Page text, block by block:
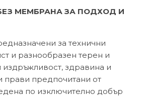
МЕМБРАНА ЗА ПОДХОД И
за технични
и разнообразен терен и
издръжливост, здравина и
прави предпочитани от
по изключително добър